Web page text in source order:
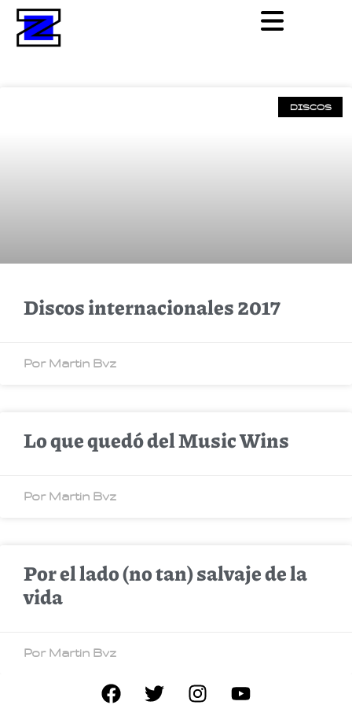
DISCOS
Discos internacionales 2017
Por Martin Bvz
Lo que quedó del Music Wins
Por Martin Bvz
Por el lado (no tan) salvaje de la
vida
Por Martin Bvz